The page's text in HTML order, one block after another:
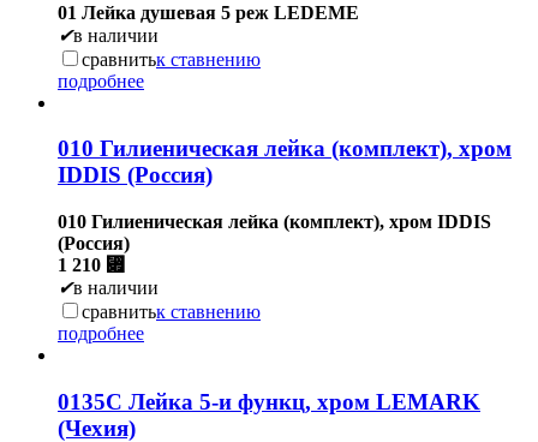
01 Лейка душевая 5 реж LEDEME
✔в наличии
сравнитьк ставнению
подробнее
010 Гилиеническая лейка (комплект), хром
IDDIS (Россия)
010 Гилиеническая лейка (комплект), хром IDDIS
(Россия)
1 210 ⃏
✔в наличии
сравнитьк ставнению
подробнее
0135С Лейка 5-и функц, хром LEMARK
(Чехия)